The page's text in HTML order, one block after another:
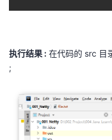
执行结果 : 在代码的 src 目
;